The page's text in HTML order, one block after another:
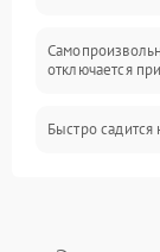
отключается
Быстро садится